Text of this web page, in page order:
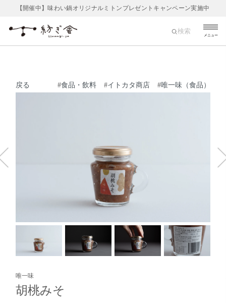
【開催中】味わい鍋オリジナルミトンプレゼントキャンペーン実施中
メニュー
検索
戻る #食品・飲料 #イトカタ商店 #唯一味（食品）
唯一味
胡桃みそ